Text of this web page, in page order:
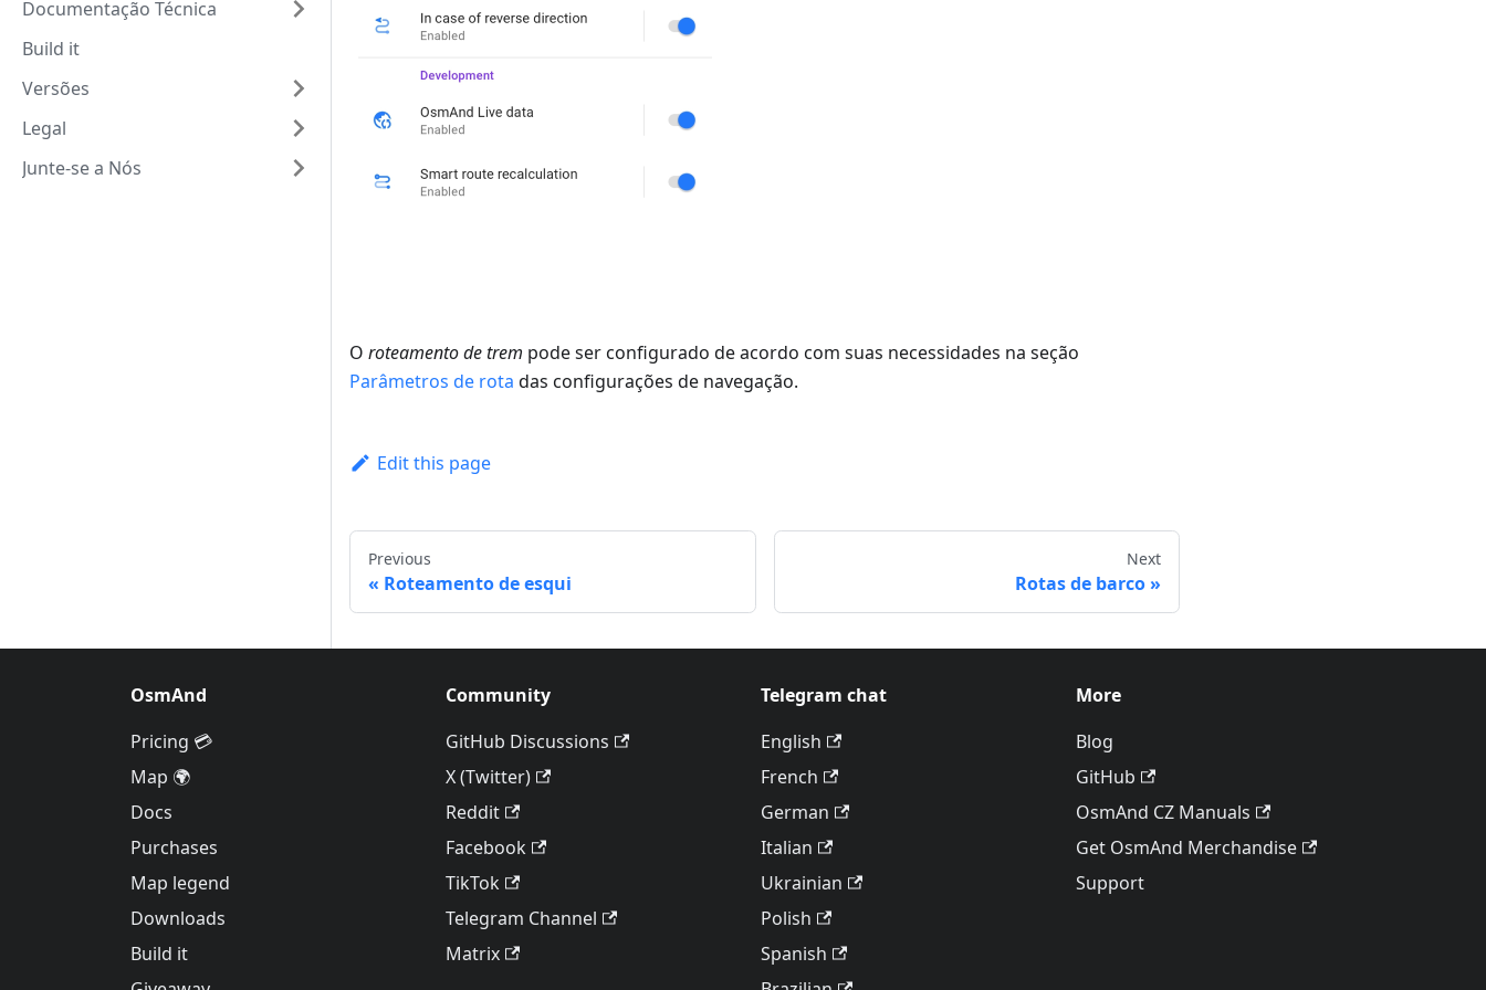
Documentação Técnica
Build it
Versões
Legal
Junte-se a Nós
O roteamento de trem pode ser configurado de acordo com suas necessidades na seção
Parâmetros de rota das configurações de navegação.
Edit this page
Previous
Roteamento de esqui
Next
Rotas de barco
OsmAnd
Pricing 💳
Map 🌍
Docs
Purchases
Map legend
Downloads
Build it
Community
GitHub Discussions
X (Twitter)
Reddit
Facebook
TikTok
Telegram Channel
Matrix
Telegram chat
English
French
German
Italian
Ukrainian
Polish
Spanish
More
Blog
GitHub
OsmAnd CZ Manuals
Get OsmAnd Merchandise
Support